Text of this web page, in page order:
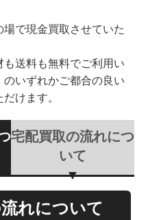
で現金買取させていた
も送料も無料でご利用い
いずれかご都合の良い
けます。
宅配買取の流れにつ
いて
れについて